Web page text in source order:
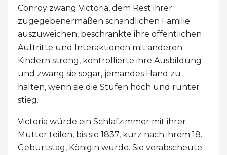
Conroy zwang Victoria, dem Rest ihrer
zugegebenermaßen schändlichen Familie
auszuweichen, beschränkte ihre öffentlichen
Auftritte und Interaktionen mit anderen
Kindern streng, kontrollierte ihre Ausbildung
und zwang sie sogar, jemandes Hand zu
halten, wenn sie die Stufen hoch und runter
stieg.
Victoria würde ein Schlafzimmer mit ihrer
Mutter teilen, bis sie 1837, kurz nach ihrem 18.
Geburtstag, Königin wurde. Sie verabscheute